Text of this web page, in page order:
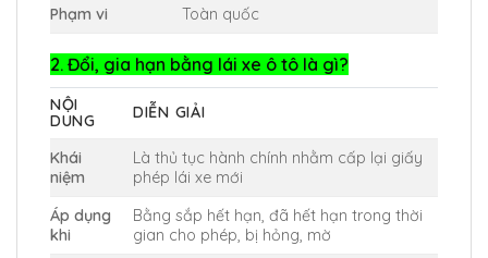
Phạm vi
Toàn quốc
2. Đổi, gia hạn bằng lái xe ô tô là gì?
NỘI
DUNG
DIỄN GIẢI
Khái
niệm
Là thủ tục hành chính nhằm cấp lại giấy
phép lái xe mới
Áp dụng
khi
Bằng sắp hết hạn, đã hết hạn trong thời
gian cho phép, bị hỏng, mờ